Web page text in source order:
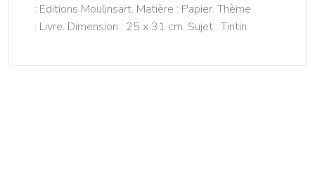
: Editions Moulinsart. Matière : Papier. Thème
: Livre. Dimension : 25 x 31 cm. Sujet : Tintin.